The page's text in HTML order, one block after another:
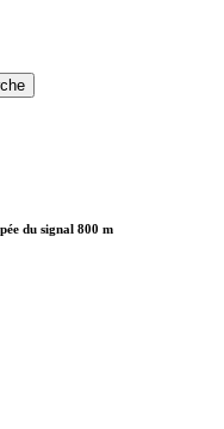
du signal 800 m